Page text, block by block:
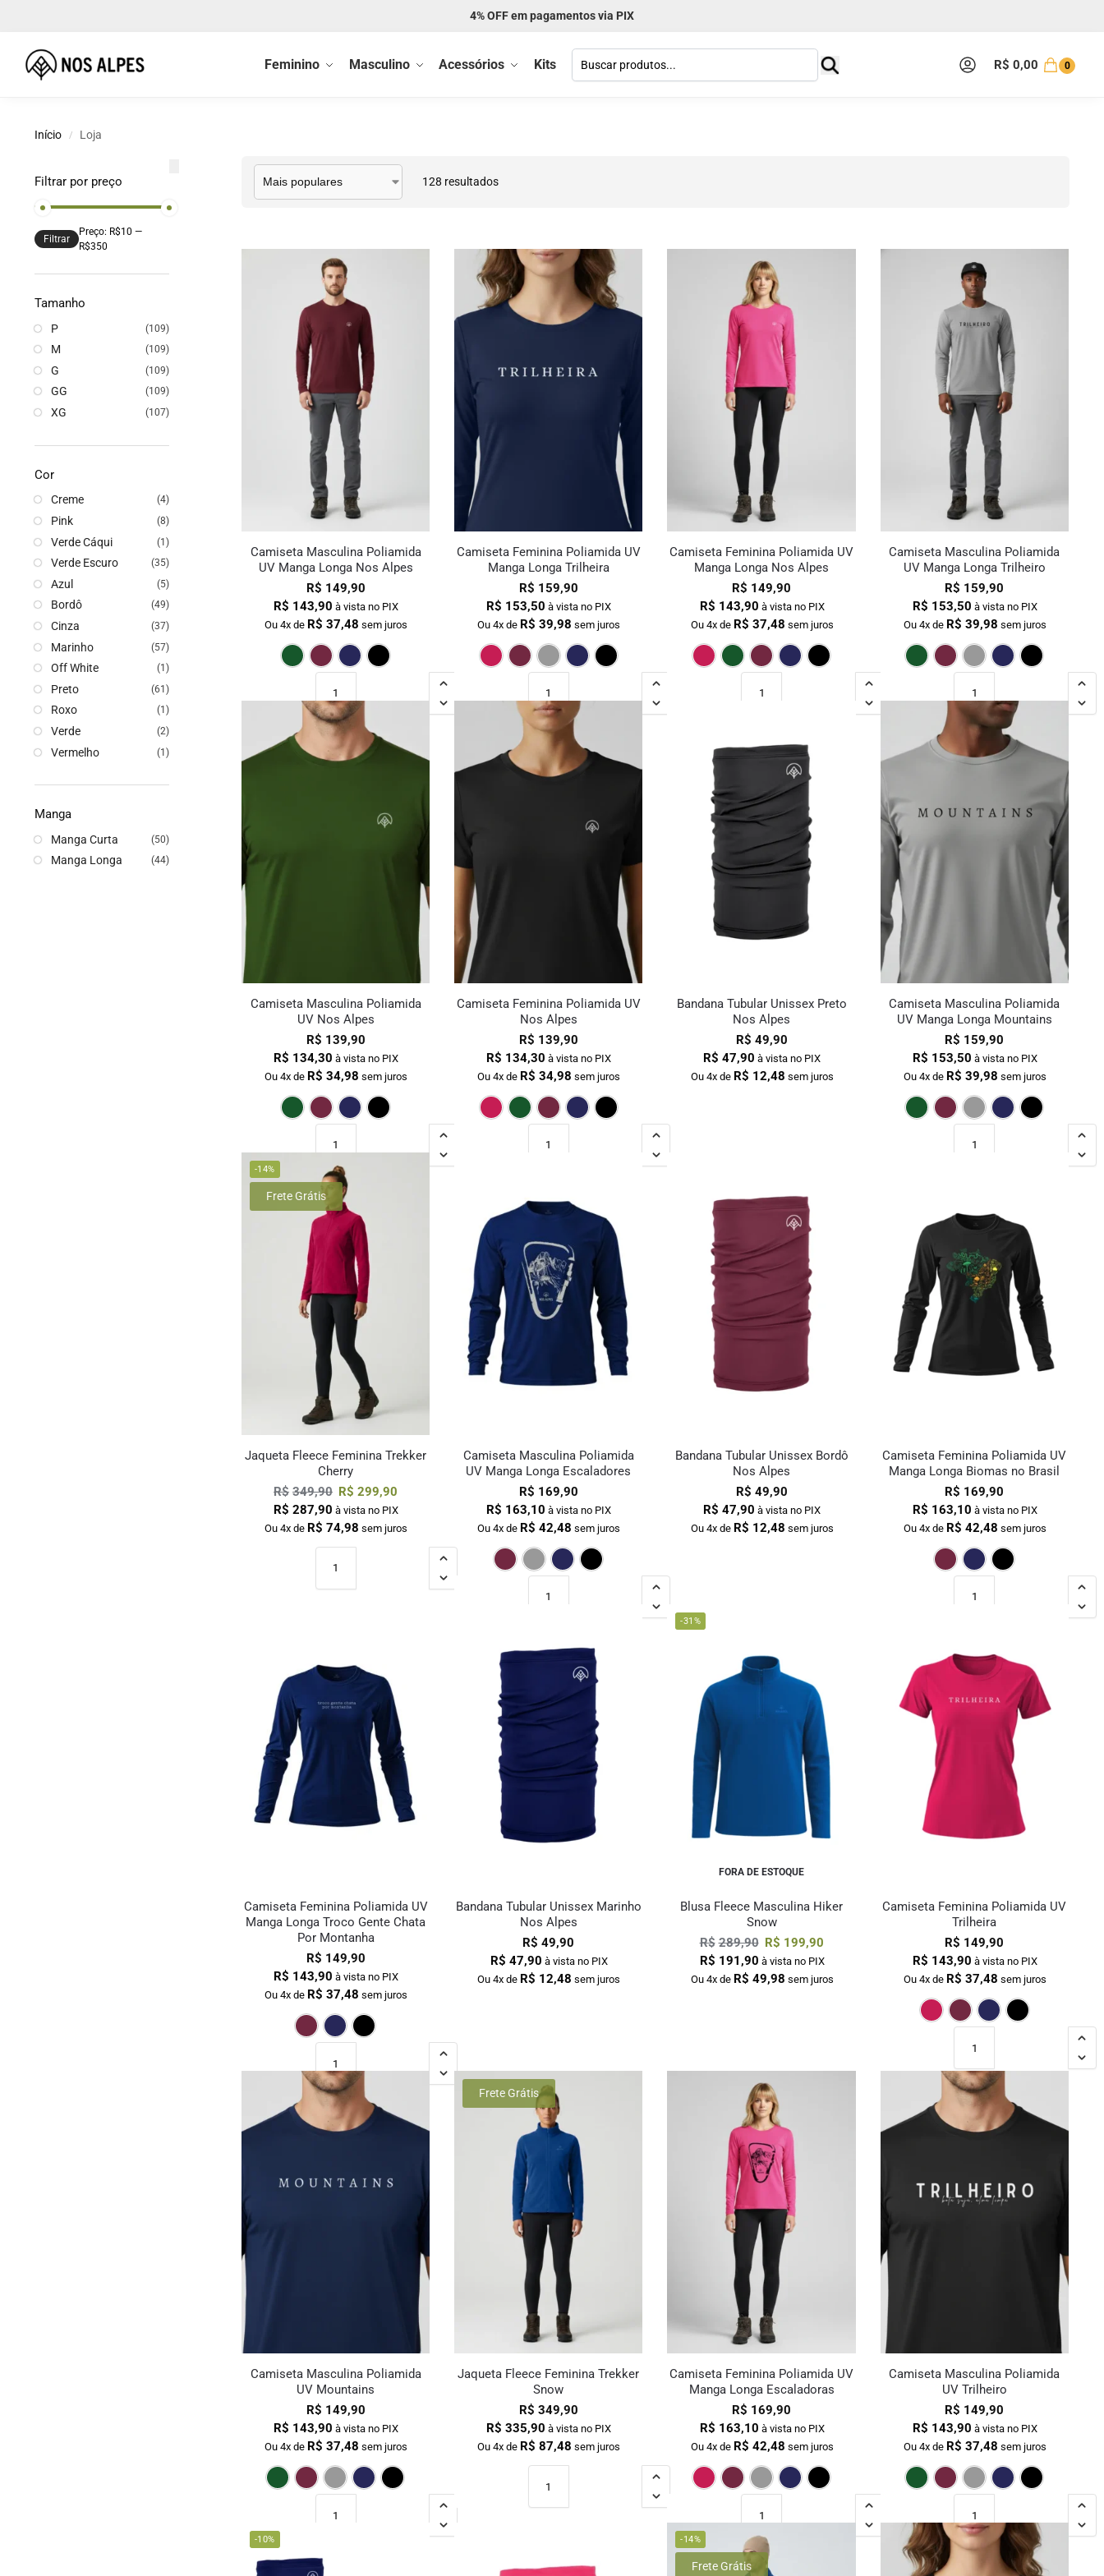
Frete GRÁTIS acima de R$ 299
Feminino Masculino Acessórios Kits R$ 0,00 0
Início / Loja
128 resultados
Camiseta Masculina Poliamida
UV Manga Longa Nos Alpes
R$ 149,90
R$ 143,90 à vista no PIX
Ou 4x de R$ 37,48 sem juros
Verde Escuro
Camiseta Feminina Poliamida UV
Manga Longa Trilheira
R$ 159,90
R$ 153,50 à vista no PIX
Ou 4x de R$ 39,98 sem juros
Pink Bordô Preto
Camiseta Feminina Poliamida UV
Manga Longa Nos Alpes
R$ 149,90
R$ 143,90 à vista no PIX
Ou 4x de R$ 37,48 sem juros
Pink Verde Escuro Preto
Camiseta Masculina Poliamida
UV Manga Longa Trilheiro
R$ 159,90
R$ 153,50 à vista no PIX
Ou 4x de R$ 39,98 sem juros
Verde Escuro
Bordô
Camiseta Masculina Poliamida
UV Nos Alpes
R$ 139,90
R$ 134,30 à vista no PIX
Ou 4x de R$ 34,98 sem juros
Verde Escuro
Camiseta Feminina Poliamida UV
Nos Alpes
R$ 139,90
R$ 134,30 à vista no PIX
Ou 4x de R$ 34,98 sem juros
Pink Verde Escuro
Bandana Tubular Unissex Preto
Nos Alpes
R$ 49,90
R$ 47,90 à vista no PIX
Ou 4x de R$ 12,48 sem juros
Camiseta Masculina Poliamida
UV Manga Longa Mountains
R$ 159,90
R$ 153,50 à vista no PIX
Ou 4x de R$ 39,98 sem juros
Verde Escuro
Bordô
-14%
Frete Grátis
Jaqueta Fleece Feminina Trekker
Cherry
R$ 349,90 R$ 299,90
R$ 287,90 à vista no PIX
Ou 4x de R$ 74,98 sem juros
Camiseta Masculina Poliamida
UV Manga Longa Escaladores
R$ 169,90
R$ 163,10 à vista no PIX
Ou 4x de R$ 42,48 sem juros
Bordô
Bandana Tubular Unissex Bordô
Nos Alpes
R$ 49,90
R$ 47,90 à vista no PIX
Ou 4x de R$ 12,48 sem juros
Camiseta Feminina Poliamida UV
Manga Longa Biomas no Brasil
R$ 169,90
R$ 163,10 à vista no PIX
Ou 4x de R$ 42,48 sem juros
Camiseta Feminina Poliamida UV
Manga Longa Troco Gente Chata
Por Montanha
R$ 149,90
R$ 143,90 à vista no PIX
Ou 4x de R$ 37,48 sem juros
Bandana Tubular Unissex Marinho
Nos Alpes
R$ 49,90
R$ 47,90 à vista no PIX
Ou 4x de R$ 12,48 sem juros
-31%
FORA DE ESTOQUE
Blusa Fleece Masculina Hiker
Snow
R$ 289,90 R$ 199,90
R$ 191,90 à vista no PIX
Ou 4x de R$ 49,98 sem juros
Camiseta Feminina Poliamida UV
Trilheira
R$ 149,90
R$ 143,90 à vista no PIX
Ou 4x de R$ 37,48 sem juros
Pink
Camiseta Masculina Poliamida
UV Mountains
R$ 149,90
R$ 143,90 à vista no PIX
Ou 4x de R$ 37,48 sem juros
Verde Escuro
Bordô
Frete Grátis
Jaqueta Fleece Feminina Trekker
Snow
R$ 349,90
R$ 335,90 à vista no PIX
Ou 4x de R$ 87,48 sem juros
Camiseta Feminina Poliamida UV
Manga Longa Escaladoras
R$ 169,90
R$ 163,10 à vista no PIX
Ou 4x de R$ 42,48 sem juros
Pink Bordô Preto
Camiseta Masculina Poliamida
UV Trilheiro
R$ 149,90
R$ 143,90 à vista no PIX
Ou 4x de R$ 37,48 sem juros
Verde Escuro
Bordô
-10% -14%
Frete Grátis
Filtrar por preço
Filtrar
Preço: R$10 —
R$350
Tamanho
P (109)
M (109)
G (109)
GG (109)
XG (107)
Cor
Creme (4)
Pink (8)
Verde Cáqui (1)
Verde Escuro (35)
Azul (5)
Bordô (49)
Cinza (37)
Marinho (57)
Off White (1)
Preto (61)
Roxo (1)
Verde (2)
Vermelho (1)
Manga
Manga Curta (50)
Manga Longa (44)